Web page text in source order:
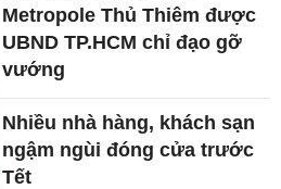
Metropole Thủ Thiêm được
UBND TP.HCM chỉ đạo gỡ
vướng
Nhiều nhà hàng, khách sạn
ngậm ngùi đóng cửa trước
Tết